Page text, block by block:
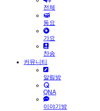
전체
동요
가요
찬송
커뮤니티
알림방
QNA
이야기방